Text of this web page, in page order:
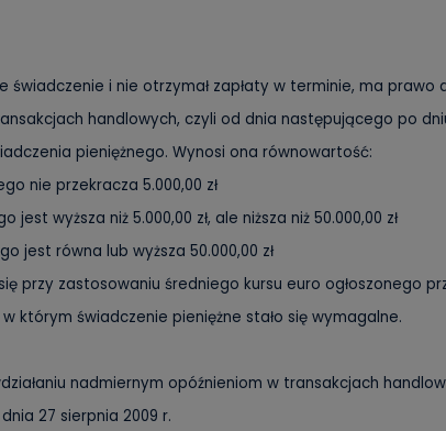
świadczenie i nie otrzymał zapłaty w terminie, ma
handlowych, czyli od dnia następującego po
pieniężnego. Wynosi ona równowartość:
nie przekracza 5.000,00 zł
wyższa niż 5.000,00 zł, ale niższa niż 50.000,00 zł
jest równa lub wyższa 50.000,00 zł
przy zastosowaniu średniego kursu euro ogłoszonego
którym świadczenie pieniężne stało się wymagalne.
nadmiernym opóźnieniom w transakcjach
27 sierpnia 2009 r.